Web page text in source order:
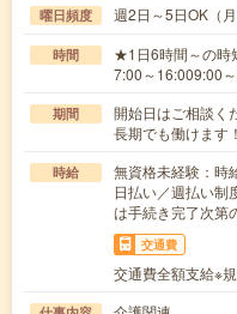
曜日頻度 週2日～5日OK（
時間
★1日6時間～の時
7:00～16:009:00
期間
開始日はご相談
長期でも働けます！
時給
無資格未経験：
日払い／週払い制
は手続き完了次第
交通費
交通費全額支給※